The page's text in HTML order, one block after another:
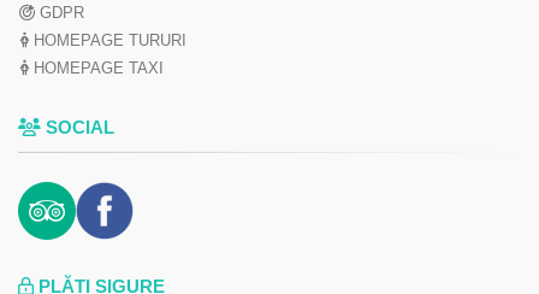
GDPR
HOMEPAGE TURURI
HOMEPAGE TAXI
SOCIAL
PLĂȚI SIGURE